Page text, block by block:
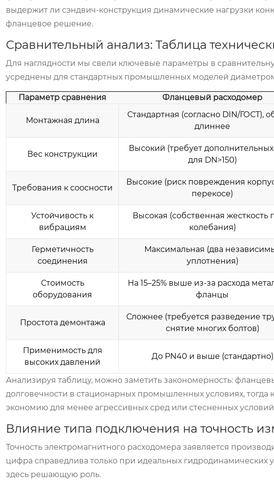
выдержит ли сэндвич-конструкция динамические нагрузки
фланцевое решение.
Сравнительный анализ: Таблица
Для наглядности мы свели ключевые параметры в
усреднены для стандартных промышленных моделей
Параметр сравнения Фланцевый расходомер
Монтажная длина
Стандартная (согласно DIN/ГОСТ),
длиннее
Вес конструкции
Высокий (требует
для DN>150)
Требования к соосности
Высокие (риск повреждения
перекосе)
Устойчивость к
вибрациям
Высокая (собственная жесткость
колебания)
Герметичность
соединения
Максимальная (два
уплотнения)
Стоимость
оборудования
На 15–25% выше из-за расхода
фланцы
Простота демонтажа
Сложнее (требуется разведение
снятие многих болтов)
Применимость для
высоких давлений
До PN40 и выше (стандартно)
Анализируя таблицу, можно заметить закономерность:
долговечности в стационарных промышленных условиях, тогда
экономию для менее агрессивных сред или стесненных
Влияние типа подключения на точность
Точность электромагнитного расходомера заявляется
цифра справедлива только при идеальных гидродинамических
здесь решающую роль.